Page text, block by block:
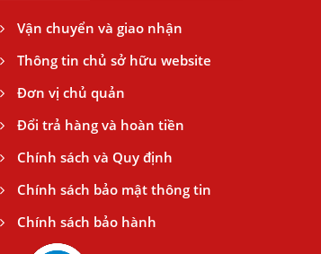
Vận chuyển và giao nhận
Thông tin chủ sở hữu website
Đơn vị chủ quản
Đổi trả hàng và hoàn tiền
Chính sách và Quy định
Chính sách bảo mật thông tin
Chính sách bảo hành